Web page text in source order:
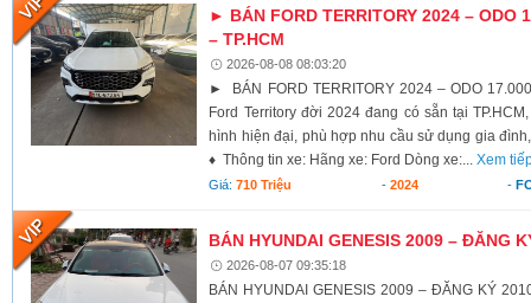
► BÁN FORD TERRITORY 2024 – ODO
– TP.HCM
2026-08-08 08:03:20
► BÁN FORD TERRITORY 2024 – ODO
Ford Territory đời 2024 đang có sẵn tại
hình hiện đại, phù hợp nhu cầu sử dụng gia
♦ Thông tin xe: Hãng xe: Ford Dòng xe:...Xem
Giá:710 Triệu - 2024 -
BÁN HYUNDAI GENESIS 2009 – ĐĂNG
2026-08-07 09:35:18
BÁN HYUNDAI GENESIS 2009 – ĐĂNG KÝ